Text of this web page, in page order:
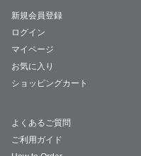
新規会員登録
ログイン
マイページ
お気に入り
ショッピングカート
よくあるご質問
ご利用ガイド